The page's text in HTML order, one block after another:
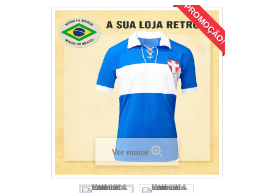
PROMOÇÃO!
Ver maior